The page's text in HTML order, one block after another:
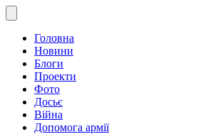
Головна
Новини
Блоги
Проекти
Фото
Досьє
Війна
Допомога армії